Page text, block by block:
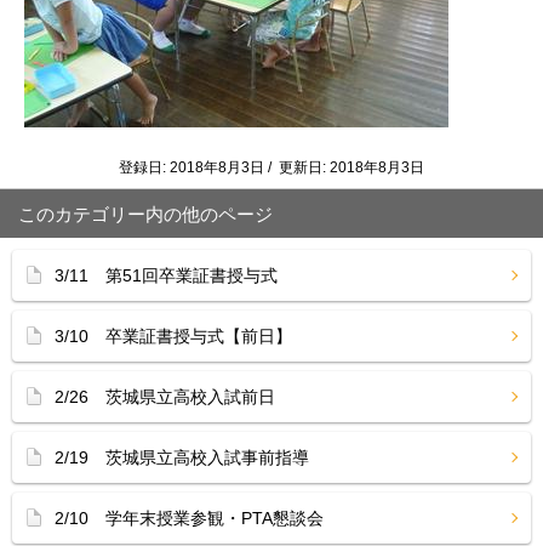
登録日: 2018年8月3日 / 更新日: 2018年8月3日
このカテゴリー内の他のページ
3/11 第51回卒業証書授与式
3/10 卒業証書授与式【前日】
2/26 茨城県立高校入試前日
2/19 茨城県立高校入試事前指導
2/10 学年末授業参観・PTA懇談会